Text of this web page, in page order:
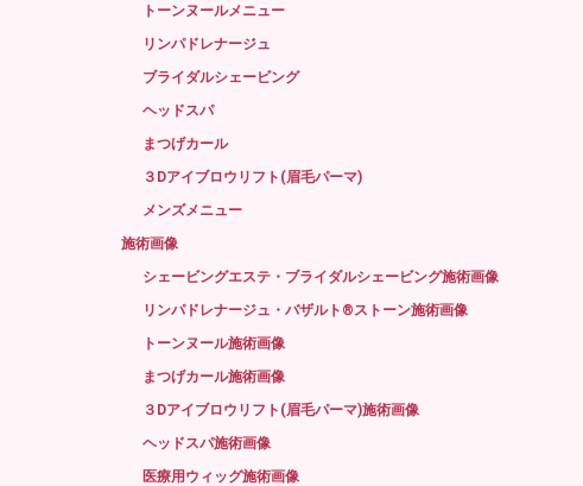
トーンヌールメニュー
リンパドレナージュ
ブライダルシェービング
ヘッドスパ
まつげカール
３Dアイブロウリフト(眉毛パーマ)
メンズメニュー
施術画像
シェービングエステ・ブライダルシェービング施術画像
リンパドレナージュ・バザルト®ストーン施術画像
トーンヌール施術画像
まつげカール施術画像
３Dアイブロウリフト(眉毛パーマ)施術画像
ヘッドスパ施術画像
医療用ウィッグ施術画像